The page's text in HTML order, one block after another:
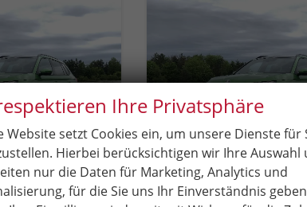
Skoda Kamiq
Ihre Privatsphäre
Website setzt Cookies ein, um unsere Dienste für
Hierbei berücksichtigen wir Ihre Auswahl
nur die Daten für Marketing, Analytics und
für die Sie uns Ihr Einverständnis